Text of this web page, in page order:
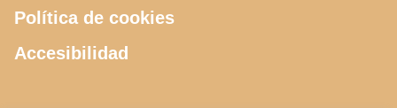
Política de cookies
Accesibilidad